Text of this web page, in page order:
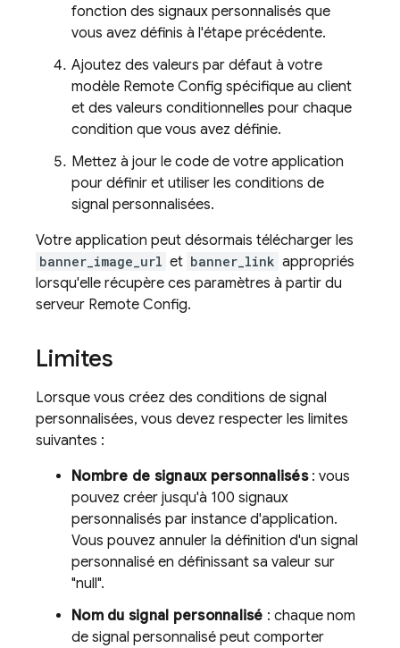
fonction des signaux personnalisés que
vous avez définis à l'étape précédente.
Ajoutez des valeurs par défaut à votre
modèle Remote Config spécifique au client
et des valeurs conditionnelles pour chaque
condition que vous avez définie.
Mettez à jour le code de votre application
pour définir et utiliser les conditions de
signal personnalisées.
Votre application peut désormais télécharger les
banner_image_url et banner_link appropriés
lorsqu'elle récupère ces paramètres à partir du
serveur Remote Config.
Limites
Lorsque vous créez des conditions de signal
personnalisées, vous devez respecter les limites
suivantes :
Nombre de signaux personnalisés: vous
pouvez créer jusqu'à 100 signaux
personnalisés par instance d'application.
Vous pouvez annuler la définition d'un signal
personnalisé en définissant sa valeur sur
"null".
Nom du signal personnalisé : chaque nom
de signal personnalisé peut comporter